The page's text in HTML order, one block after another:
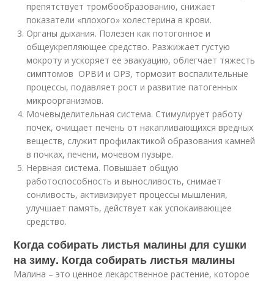
препятствует тромбообразованию, снижает
показатели «плохого» холестерина в крови.
Органы дыхания. Полезен как потогонное и
общеукрепляющее средство. Разжижает густую
мокроту и ускоряет ее эвакуацию, облегчает тяжесть
симптомов ОРВИ и ОРЗ, тормозит воспалительные
процессы, подавляет рост и развитие патогенных
микроорганизмов.
Мочевыделительная система. Стимулирует работу
почек, очищает печень от накапливающихся вредных
веществ, служит профилактикой образования камней
в почках, печени, мочевом пузыре.
Нервная система. Повышает общую
работоспособность и выносливость, снимает
сонливость, активизирует процессы мышления,
улучшает память, действует как успокаивающее
средство.
Когда собирать листья малины для сушки
на зиму. Когда собирать листья малины
Малина – это ценное лекарственное растение, которое